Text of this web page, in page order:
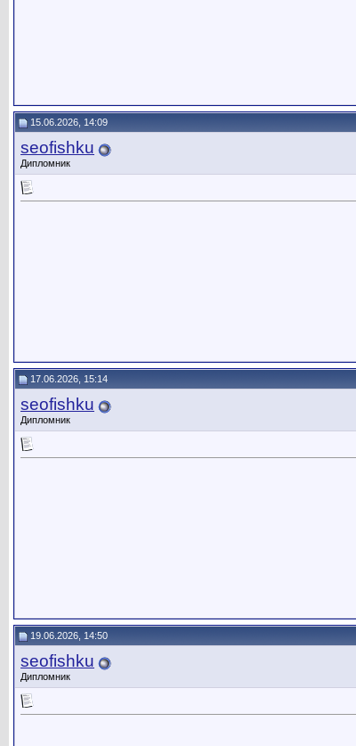
15.06.2026, 14:09
seofishku
Дипломник
17.06.2026, 15:14
seofishku
Дипломник
19.06.2026, 14:50
seofishku
Дипломник